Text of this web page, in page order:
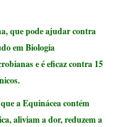
que pode ajudar contra
em Biologia
e é eficaz contra 15
a Equinácea contém
aliviam a dor, reduzem a